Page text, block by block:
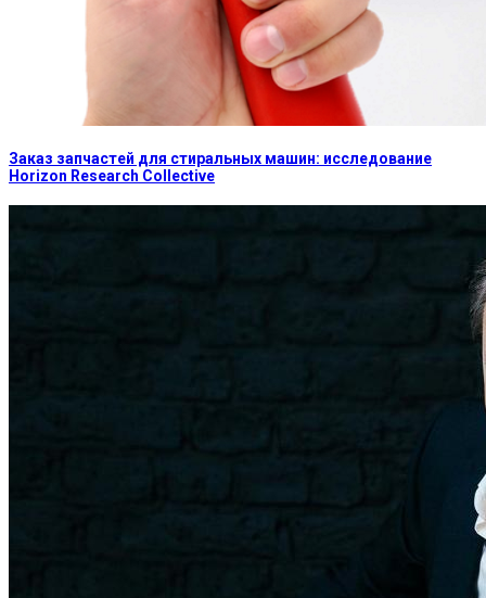
Заказ запчастей для стиральных машин: исследование
Horizon Research Collective